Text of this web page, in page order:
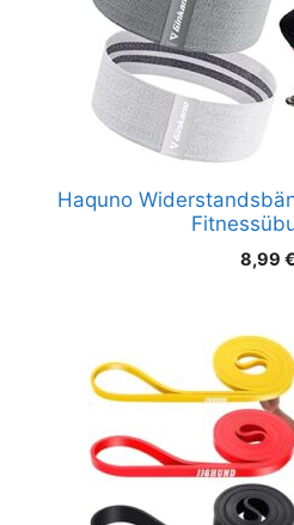
Haquno
8,99 €